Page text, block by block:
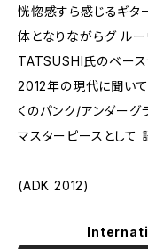
恍惚感すら感じるギタ
体となりながらグ ル
TATSUSHI氏のベース
2012年の現代に聞いて
くのパンク/アンダーグ
マスターピースとして
(ADK 2012)